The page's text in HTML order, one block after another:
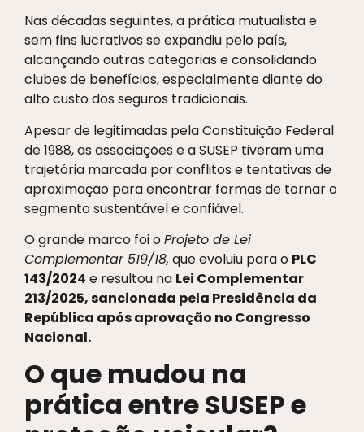
Nas décadas seguintes, a prática mutualista e
sem fins lucrativos se expandiu pelo país,
alcançando outras categorias e consolidando
clubes de benefícios, especialmente diante do
alto custo dos seguros tradicionais.
Apesar de legitimadas pela Constituição Federal
de 1988, as associações e a SUSEP tiveram uma
trajetória marcada por conflitos e tentativas de
aproximação para encontrar formas de tornar o
segmento sustentável e confiável.
O grande marco foi oProjeto de Lei
Complementar 519/18, que evoluiu para o PLC
143/2024 e resultou na Lei Complementar
213/2025, sancionada pela Presidência da
República após aprovação no Congresso
Nacional.
O que mudou na
prática entre SUSEP e